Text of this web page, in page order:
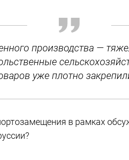
производства —
уже плотно
в рамках